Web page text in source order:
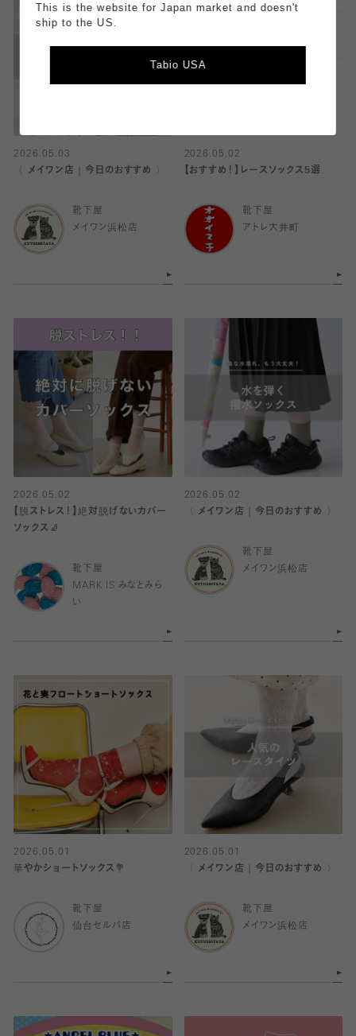
2026.05.03
〈 メイワン店｜今日のおすすめ 〉
靴下屋
メイワン浜松店
2026.05.02
【おすすめ！】レースソックス5選
靴下屋
アトレ大井町
2026.05.02
【脱ストレス！】絶対脱げないカバー
ソックス🧦
靴下屋
MARK IS みなとみら
い
2026.05.02
〈 メイワン店｜今日のおすすめ 〉
靴下屋
メイワン浜松店
2026.05.01
華やかショートソックス💐
靴下屋
仙台セルバ店
2026.05.01
〈 メイワン店｜今日のおすすめ 〉
靴下屋
メイワン浜松店
This is the website for Japan market and doesn't
ship to the US.
Tabio USA